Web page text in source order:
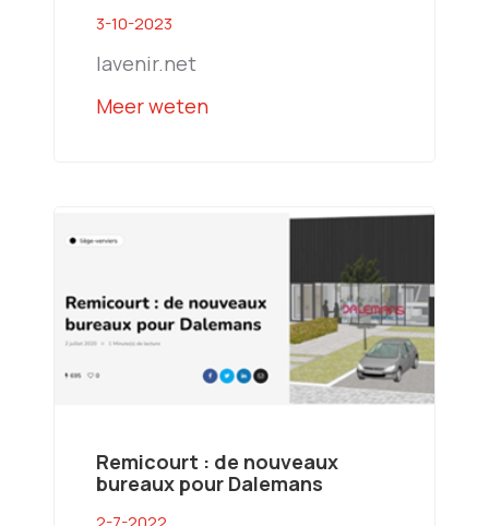
3-10-2023
lavenir.net
Meer weten
Remicourt : de nouveaux
bureaux pour Dalemans